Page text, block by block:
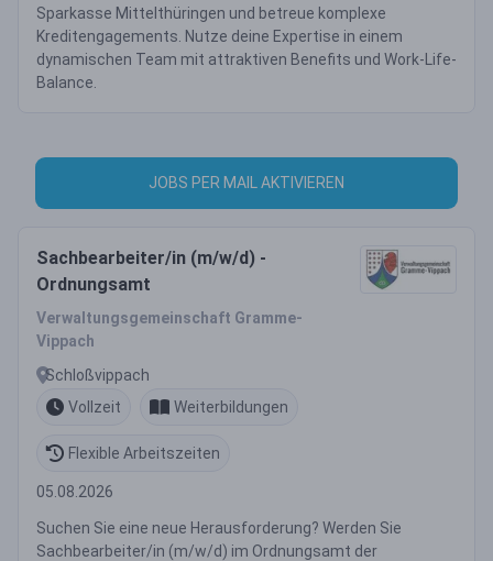
Sparkasse Mittelthüringen und betreue komplexe
Kreditengagements. Nutze deine Expertise in einem
dynamischen Team mit attraktiven Benefits und Work-Life-
Balance.
JOBS PER MAIL AKTIVIEREN
Sachbearbeiter/in (m/w/d) -
Ordnungsamt
Verwaltungsgemeinschaft Gramme-
Vippach
Schloßvippach
Vollzeit
Weiterbildungen
Flexible Arbeitszeiten
05.08.2026
Suchen Sie eine neue Herausforderung? Werden Sie
Sachbearbeiter/in (m/w/d) im Ordnungsamt der